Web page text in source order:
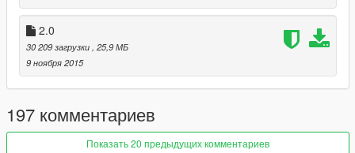
≡≡≡≡≡≡≡≡≡≡≡≡≡≡≡≡≡≡≡≡≡≡≡≡≡≡≡≡≡≡≡≡≡≡≡≡≡≡≡≡≡
Changelog V2.1:
≡≡≡≡≡≡≡≡≡≡≡≡≡≡≡≡≡≡≡≡≡≡≡≡≡≡≡≡≡≡≡≡≡≡≡≡≡≡≡≡≡
Added OIV Package
Removed Old Files
≡≡≡≡≡≡≡≡≡≡≡≡≡≡≡≡≡≡≡≡≡≡≡≡≡≡≡≡≡≡≡≡≡≡≡≡≡≡≡≡≡
Changelog V2.0:
≡≡≡≡≡≡≡≡≡≡≡≡≡≡≡≡≡≡≡≡≡≡≡≡≡≡≡≡≡≡≡≡≡≡≡≡≡≡≡≡≡
2.0
30 209 загрузки , 25,9 МБ
9 ноября 2015
197 комментариев
Показать 20 предыдущих комментариев